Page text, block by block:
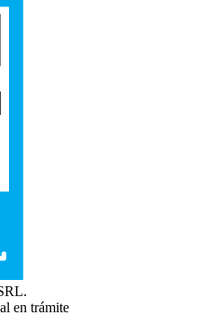
en trámite